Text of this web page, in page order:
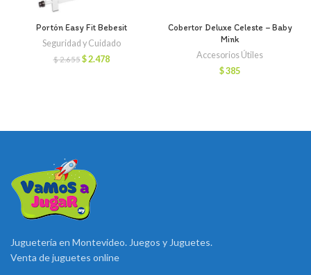
Portón Easy Fit Bebesit
Seguridad y Cuidado
$2.655El
$2.478El
Cobertor Deluxe Celeste – Baby
Mink
Accesorios Útiles
$385
Juguetería en Montevideo. Juegos y Juguetes.
Venta de juguetes online